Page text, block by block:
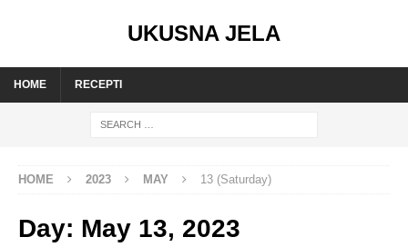
UKUSNA JELA
HOME RECEPTI
HOME 2023 MAY 13 (Saturday)
Day: May 13, 2023